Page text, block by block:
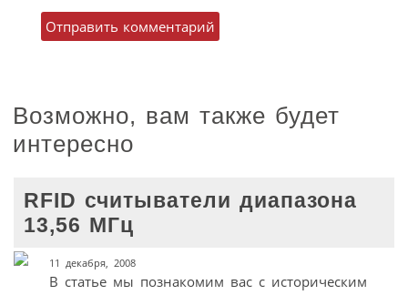
Возможно, вам также будет
интересно
RFID считыватели диапазона
13,56 МГц
11 декабря, 2008
В статье мы познакомим вас с историческим